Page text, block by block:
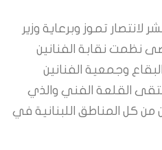
لانتصار تموز وبرعاية وزير
نظمت نقابة الفنانين
وجمعية الفنانين
القلعة الفني والذي
من كل المناطق اللبنانية في